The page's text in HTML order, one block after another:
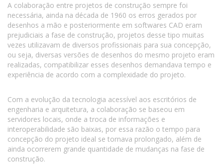
A colaboração entre projetos de construção sempre foi
necessária, ainda na década de 1960 os erros gerados por
desenhos a mão e posteriormente em softwares CAD eram
prejudiciais a fase de construção, projetos desse tipo muitas
vezes utilizavam de diversos profissionais para sua concepção,
ou seja, diversas versões de desenhos do mesmo projeto eram
realizadas, compatibilizar esses desenhos demandava tempo e
experiência de acordo com a complexidade do projeto.
Com a evolução da tecnologia acessível aos escritórios de
engenharia e arquitetura, a colaboração se baseou em
servidores locais, onde a troca de informações e
interoperabilidade são baixas, por essa razão o tempo para
concepção do projeto ideal se tornava prolongado, além de
ainda ocorrerem grande quantidade de mudanças na fase de
construção.